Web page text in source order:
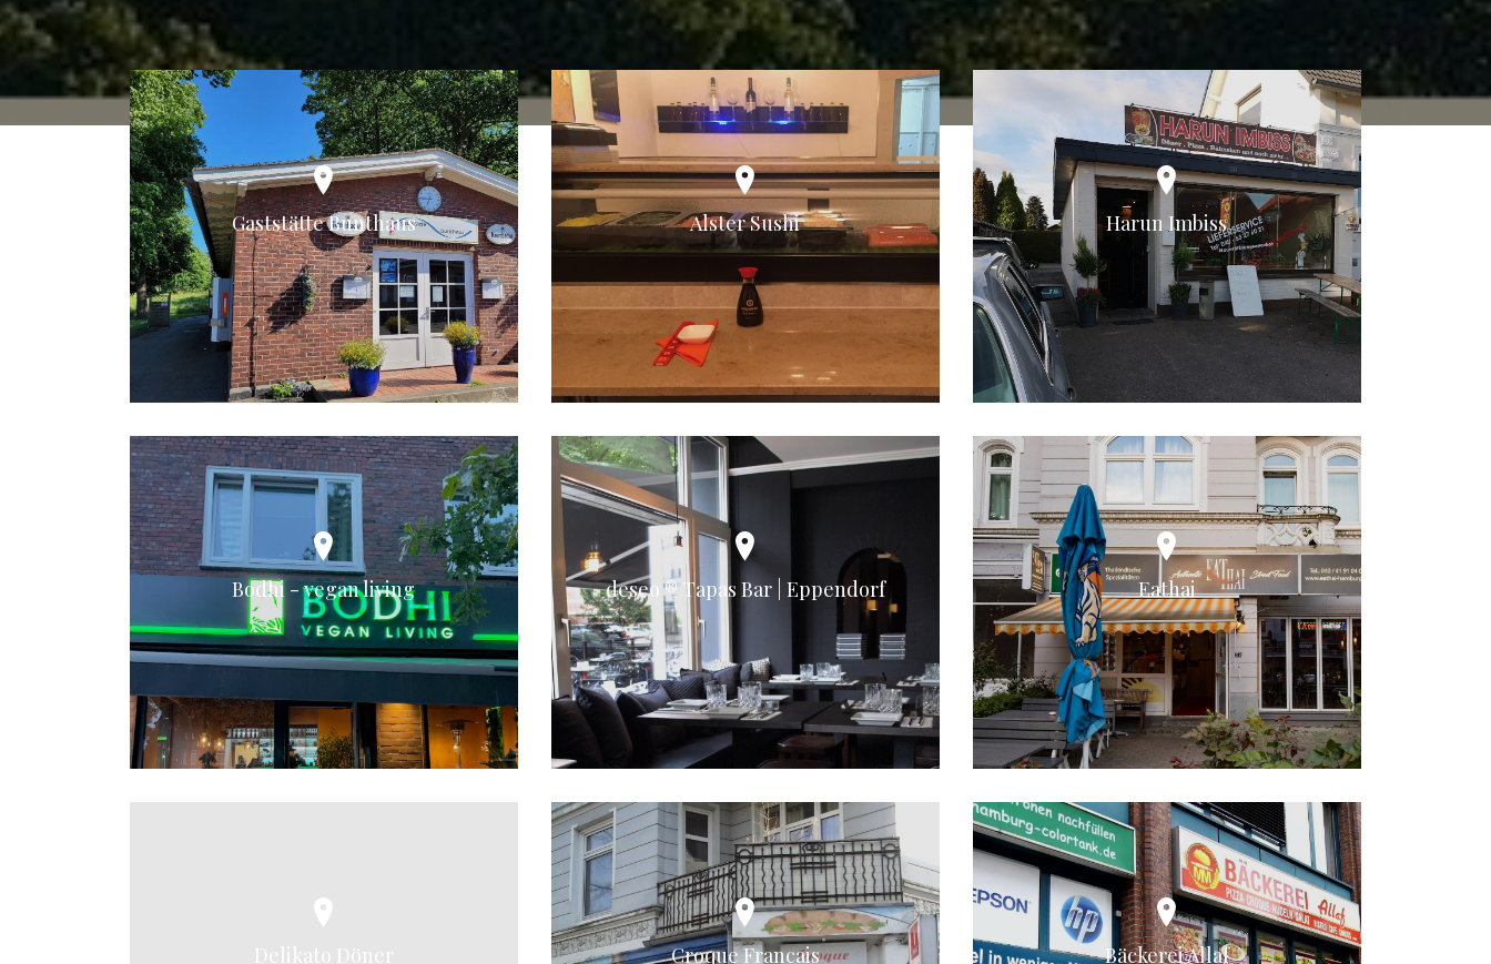
Gaststätte Bunthaus Alster Sushi Harun Imbiss
Bodhi - vegan living deseo ® Tapas Bar | Eppendorf Eathai
Delikato Döner Croque Francais Bäckerei Allaf